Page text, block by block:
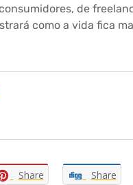
de
como a vida fica
Share Share